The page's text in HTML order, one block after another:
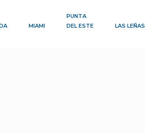
MIAMI
PUNTA
DEL ESTE
LAS LEÑAS